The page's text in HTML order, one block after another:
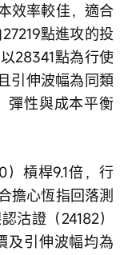
效率較佳，適合
點進攻的投
28341點為行使
引伸波幅為同類
彈性與成本平衡
槓桿9.1倍，行
擔心恆指回落測
沽證（24182）
及引伸波幅均為